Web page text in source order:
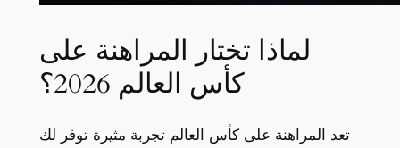
لماذا تختار المراهنة على
كأس العالم 2026؟
تعد المراهنة على كأس العالم تجربة مثيرة توفر لك